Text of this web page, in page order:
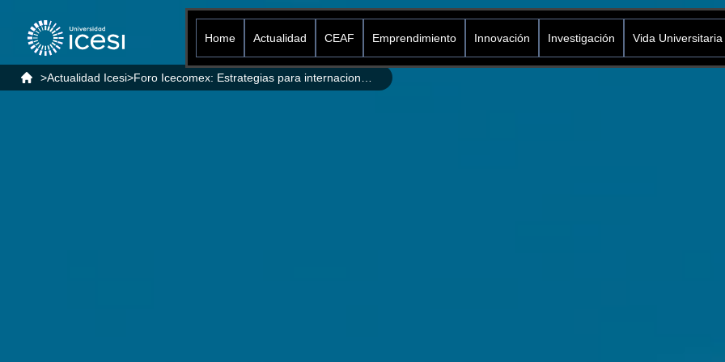
>Actualidad Icesi>
Home Actualidad CEAF Emprendimiento Innovación Investigación Vida Universitaria